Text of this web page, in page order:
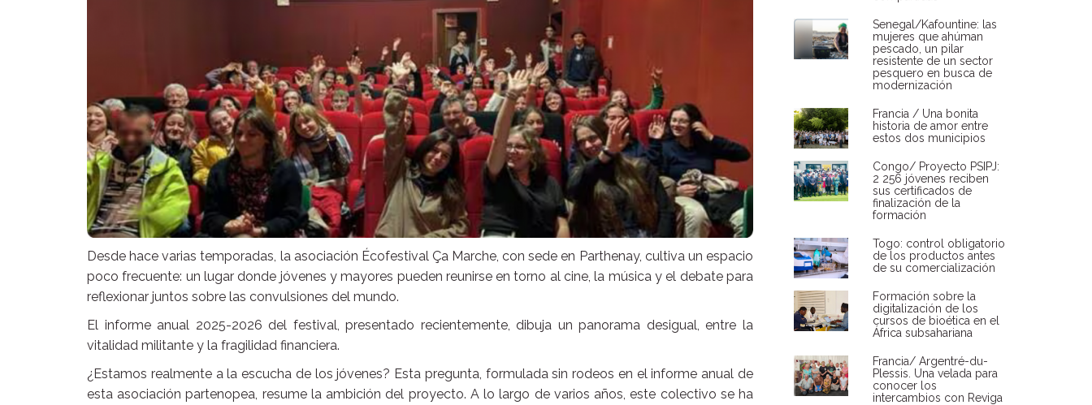
Desde hace varias temporadas, la asociación Écofestival Ça Marche, con sede en Parthenay, cultiva un espacio
poco frecuente: un lugar donde jóvenes y mayores pueden reunirse en torno al cine, la música y el debate para
reflexionar juntos sobre las convulsiones del mundo.
El informe anual 2025-2026 del festival, presentado recientemente, dibuja un panorama desigual, entre la
vitalidad militante y la fragilidad financiera.
¿Estamos realmente a la escucha de los jóvenes? Esta pregunta, formulada sin rodeos en el informe anual de
esta asociación partenopea, resume la ambición del proyecto. A lo largo de varios años, este colectivo se ha
Senegal/Kafountine: las
mujeres que ahúman
pescado, un pilar
resistente de un sector
pesquero en busca de
modernización
Francia / Una bonita
historia de amor entre
estos dos municipios
Congo/ Proyecto PSIPJ:
2 256 jóvenes reciben
sus certificados de
finalización de la
formación
Togo: control obligatorio
de los productos antes
de su comercialización
Formación sobre la
digitalización de los
cursos de bioética en el
África subsahariana
Francia/ Argentré-du-
Plessis. Una velada para
conocer los
intercambios con Reviga